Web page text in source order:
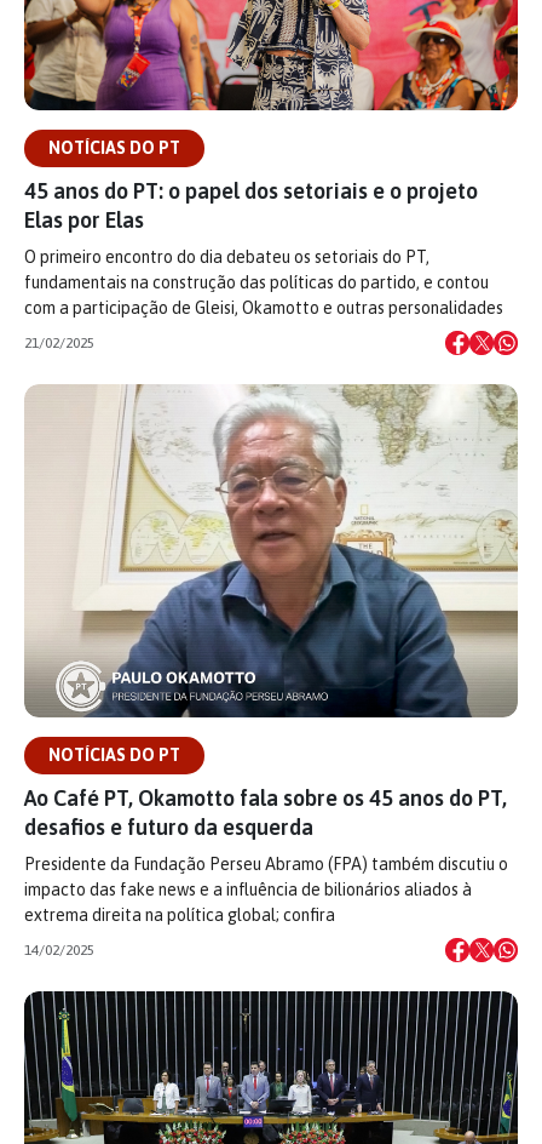
NOTÍCIAS DO PT
45 anos do PT: o papel dos setoriais e o projeto
Elas por Elas
O primeiro encontro do dia debateu os setoriais do PT,
fundamentais na construção das políticas do partido, e contou
com a participação de Gleisi, Okamotto e outras personalidades
21/02/2025
NOTÍCIAS DO PT
Ao Café PT, Okamotto fala sobre os 45 anos do PT,
desafios e futuro da esquerda
Presidente da Fundação Perseu Abramo (FPA) também discutiu o
impacto das fake news e a influência de bilionários aliados à
extrema direita na política global; confira
14/02/2025